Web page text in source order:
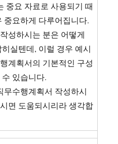
중요 자료로 사용되기 때
중요하게 다루어집니다.
성하시는 분은 어떻게
실텐데, 이럴 경우 예시
계획서의 기본적인 구성
있습니다.
무수행계획서 작성하시
면 도움되시리라 생각합